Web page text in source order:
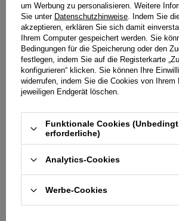
XS
XL
219,00 €
199,00 €
um Werbung zu personalisieren. Weitere
Sie unter Datenschutzhinweise. Indem Sie
akzeptieren, erklären Sie sich damit
Ihrem Computer gespeichert werden. Sie
Bedingungen für die Speicherung oder den
festlegen, indem Sie auf die Registerkarte
konfigurieren“ klicken. Sie können Ihre
widerrufen, indem Sie die Cookies von Ihrem
jeweiligen Endgerät löschen.
Funktionale Cookies (Unbedingt
erforderliche)
Analytics-Cookies
Werbe-Cookies